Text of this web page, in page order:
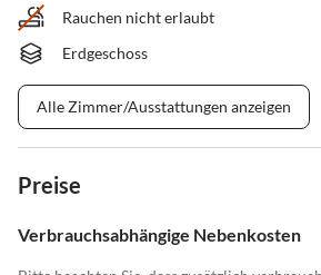
Rauchen nicht erlaubt
Erdgeschoss
Alle Zimmer/Ausstattungen anzeigen
Preise
Verbrauchsabhängige Nebenkosten